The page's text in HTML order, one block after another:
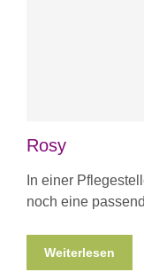
Rosy
In einer
noch eine
Weiterlesen